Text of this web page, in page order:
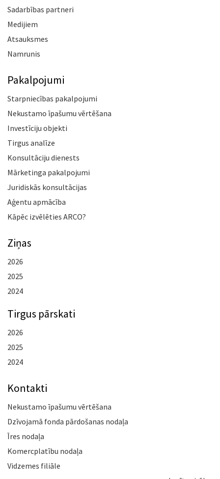
Sadarbības partneri
Medijiem
Atsauksmes
Namrunis
Pakalpojumi
Starpniecības pakalpojumi
Nekustamo īpašumu vērtēšana
Investīciju objekti
Tirgus analīze
Konsultāciju dienests
Mārketinga pakalpojumi
Juridiskās konsultācijas
Aģentu apmācība
Kāpēc izvēlēties ARCO?
Ziņas
2026
2025
2024
Tirgus pārskati
2026
2025
2024
Kontakti
Nekustamo īpašumu vērtēšana
Dzīvojamā fonda pārdošanas nodaļa
Īres nodaļa
Komercplatību nodaļa
Vidzemes filiāle